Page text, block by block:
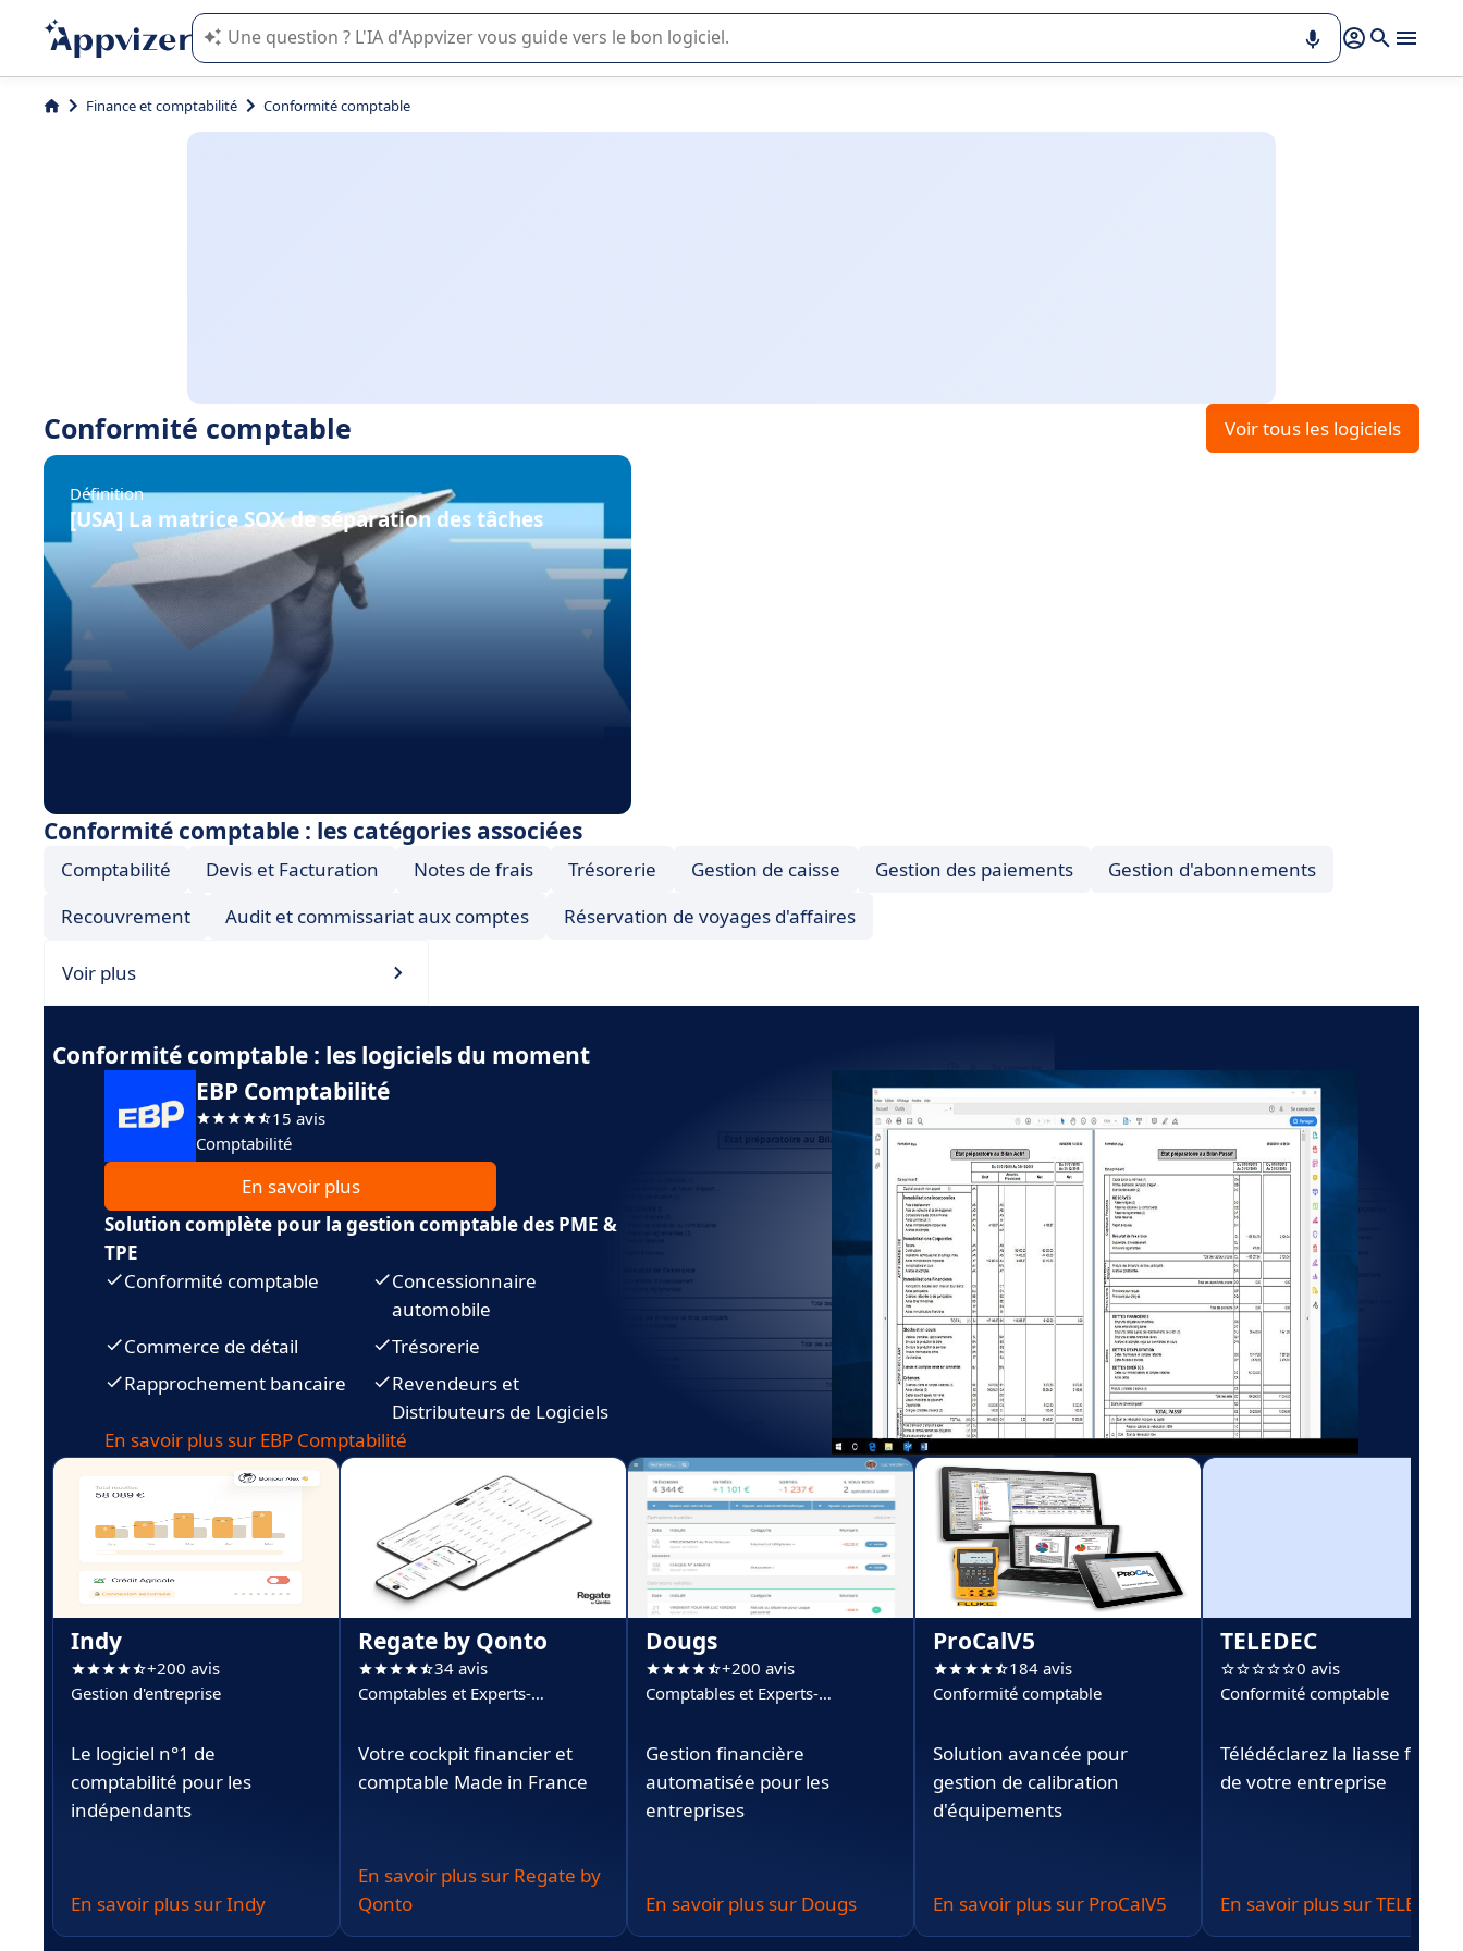
L'IA de Appvizer vous guide dans l'utilisation ou la sélection de logiciel SaaS en entreprise.
Finance et comptabilité Conformité comptable
Conformité comptable Voir tous les logiciels
Définition
[USA] La matrice SOX de séparation des tâches
Conformité comptable : les catégories associées
Comptabilité Devis et Facturation Notes de frais Trésorerie Gestion de caisse Gestion des paiements
Gestion d'abonnements
Recouvrement
Audit et commissariat aux comptes Réservation de voyages d'affaires
Voir plus
Conformité comptable : les logiciels du moment
EBP Comptabilité
15 avis
Comptabilité
En savoir plus
Solution complète pour la gestion comptable des PME &
TPE
Conformité comptable
Concessionnaire
automobile
Commerce de détail
Trésorerie
Rapprochement bancaire
Revendeurs et
Distributeurs de Logiciels
En savoir plus sur EBP Comptabilité
Indy
+200 avis
Gestion d'entreprise
Le logiciel n°1 de
comptabilité pour les
indépendants
En savoir plus sur Indy
Regate by Qonto
34 avis
Comptables et Experts-
Votre cockpit financier et
comptable Made in France
En savoir plus sur Regate by
Qonto
Dougs
+200 avis
Comptables et Experts-
Gestion financière
automatisée pour les
entreprises
En savoir plus sur Dougs
ProCalV5
184 avis
Conformité comptable
Solution avancée pour
gestion de calibration
d'équipements
En savoir plus sur ProCalV5
TELEDEC
0 avis
Conformité comptable
Télédéclarez la liasse fiscale
de votre entreprise
En savoir plus sur TELEDEC